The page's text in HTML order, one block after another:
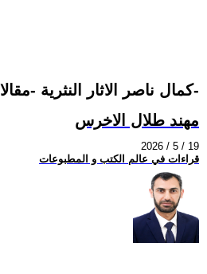
كمال ناصر الاثار النثرية -مقالات ومذكرات-
مهند طلال الاخرس
2026 / 5 / 19
قراءات في عالم الكتب و المطبوعات